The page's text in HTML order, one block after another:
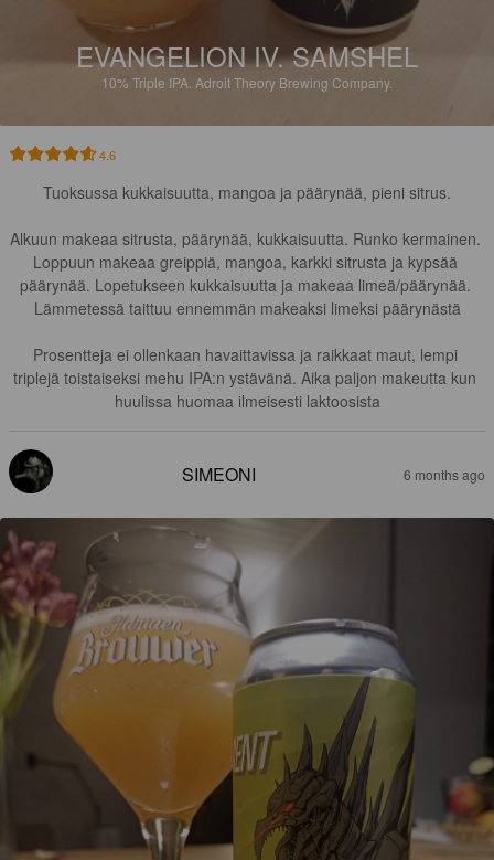
EVANGELION IV. SAMSHEL
10% Triple IPA. Adroit Theory Brewing Company.
4.6
Tuoksussa kukkaisuutta, mangoa ja päärynää, pieni sitrus.
Alkuun makeaa sitrusta, päärynää, kukkaisuutta. Runko kermainen.
Loppuun makeaa greippiä, mangoa, karkki sitrusta ja kypsää
päärynää. Lopetukseen kukkaisuutta ja makeaa limeä/päärynää.
Lämmetessä taittuu ennemmän makeaksi limeksi päärynästä
Prosentteja ei ollenkaan havaittavissa ja raikkaat maut, lempi
triplejä toistaiseksi mehu IPA:n ystävänä. Aika paljon makeutta kun
huulissa huomaa ilmeisesti laktoosista
SIMEONI 6 months ago